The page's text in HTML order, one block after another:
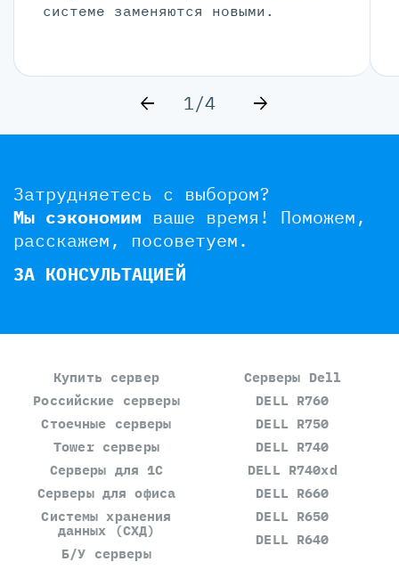
системе заменяются новыми.
1/4
Затрудняетесь с выбором?
Мы сэкономим ваше время! Поможем,
расскажем, посоветуем.
ЗА КОНСУЛЬТАЦИЕЙ
Купить сервер
Российские серверы
Стоечные серверы
Tower серверы
Серверы для 1С
Серверы для офиса
Системы хранения
данных (СХД)
Б/У серверы
Серверы Dell
DELL R760
DELL R750
DELL R740
DELL R740xd
DELL R660
DELL R650
DELL R640